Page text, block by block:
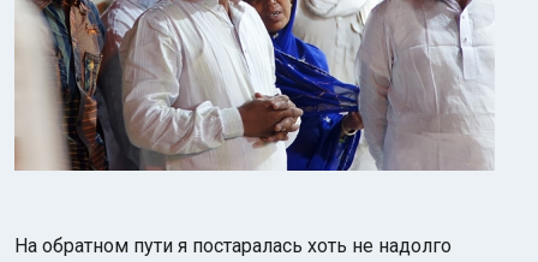
На обратном пути я постаралась хоть не надолго